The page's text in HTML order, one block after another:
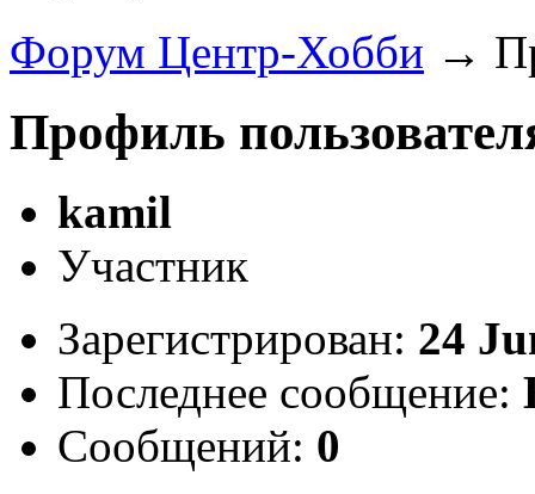
Форум Центр-Хобби →
Профиль
kamil
Участник
Зарегистрирован: 24
Последнее сообщение:
Сообщений: 0